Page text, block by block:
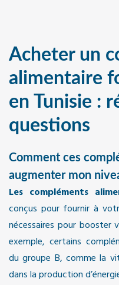
Acheter un
alimentaire
en Tunisie :
questions
Comment ces
augmenter mon
Les compléments
conçus pour fournir à
nécessaires pour
exemple, certains
du groupe B, comme la
dans la production